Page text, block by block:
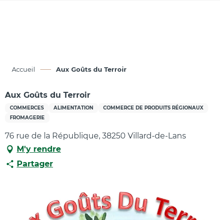
Accueil Aux Goûts du Terroir
Aux Goûts du Terroir
COMMERCES ALIMENTATION
COMMERCE DE PRODUITS RÉGIONAUX
FROMAGERIE
76 rue de la République, 38250 Villard-de-Lans
M'y rendre
Partager